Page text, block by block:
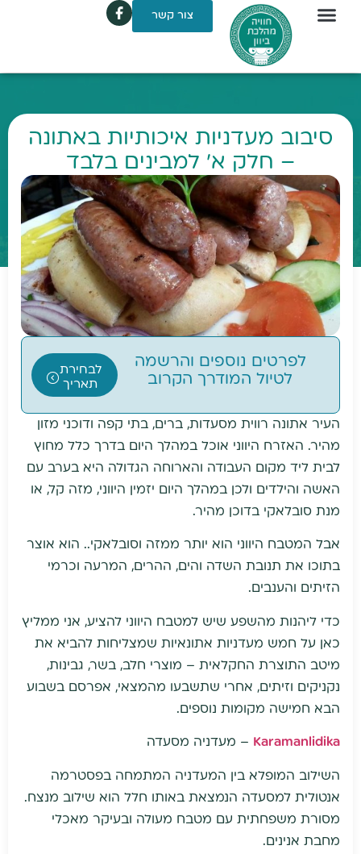
צור קשר
סיבוב מעדניות איכותיות באתונה
– חלק א' למבינים בלבד
לפרטים נוספים והרשמה
לטיול המודרך הקרוב
לבחירת
תאריך
העיר אתונה רווית מסעדות, ברים, בתי קפה ודוכני מזון
מהיר. האזרח היווני אוכל במהלך היום בדרך כלל מחוץ
לבית ליד מקום העבודה והארוחה הגדולה היא בערב עם
האשה והילדים ולכן במהלך היום יזמין היווני, מזה קל, או
מנת סובלאקי בדוכן מהיר.
אבל המטבח היווני הוא יותר ממזה וסובלאקי.. הוא אוצר
בתוכו את תנובת השדה והים, ההרים, המרעה וכרמי
הזיתים והענבים.
כדי ליהנות מהשפע שיש למטבח היווני להציע, אני ממליץ
כאן על חמש מעדניות אתונאיות שמצליחות להביא את
מיטב התוצרת החקלאית – מוצרי חלב, בשר, גבינות,
נקניקים וזיתים, אחרי שתשבעו מהמצאי, אפרסם בשבוע
הבא חמישה מקומות נוספים.
Karamanlidika – מעדניה מסעדה
השילוב המופלא בין המעדניה המתמחה בפסטרמה
אנטולית למסעדה הנמצאת באותו חלל הוא שילוב מנצח.
מסורת משפחתית עם מטבח מעולה ובעיקר מאכלי
מחבת אנינים.